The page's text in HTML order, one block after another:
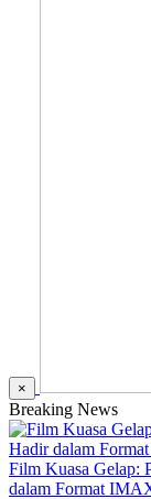
×
Breaking News
Film Kuasa Gelap:
dalam Format